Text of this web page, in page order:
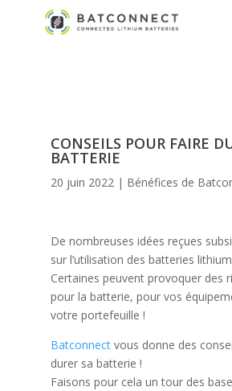
CONSEILS POUR FAIRE
BATTERIE
20 juin 2022 | Bénéfices de
De nombreuses idées reçues
sur l’utilisation des batteries
Certaines peuvent provoquer des
pour la batterie, pour vos
votre portefeuille !
Batconnectvous donne des
durer sa batterie !
Faisons pour cela un tour des